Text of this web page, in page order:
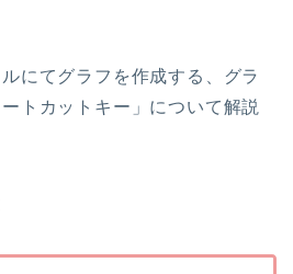
にてグラフを作成する、グラ
トカットキー」について解説